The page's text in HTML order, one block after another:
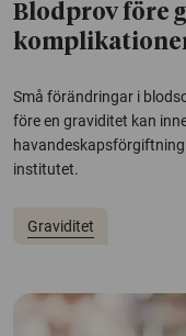
Blodprov före
Små förändringar i
före en graviditet kan
institutet.
Graviditet